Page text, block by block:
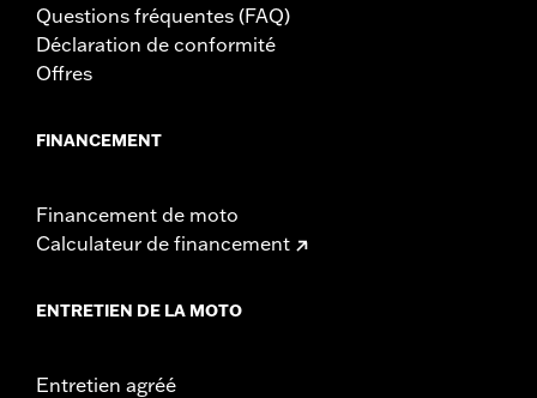
Questions fréquentes (FAQ)
Déclaration de conformité
Offres
FINANCEMENT
Financement de moto
Calculateur de financement
ENTRETIEN DE LA MOTO
Entretien agréé